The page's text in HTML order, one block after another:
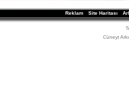
Reklam Site Haritası
Cüneyt